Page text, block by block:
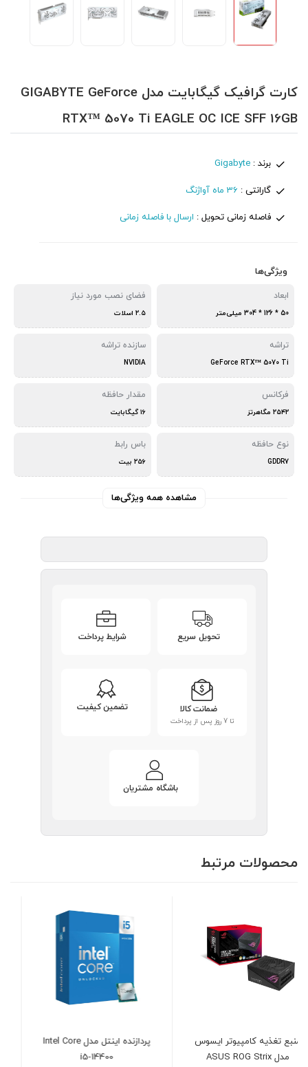
کارت گرافیک گیگابایت مدل GIGABYTE GeForce
RTX™ 5070 Ti EAGLE OC ICE SFF 16GB
برند :Gigabyte
گارانتی : 36 ماه آواژنگ
فاصله زمانی تحویل : ارسال با فاصله زمانی
ویژگی‌ها
ابعاد
50 * 126 * 304 میلی‌متر
فضای نصب مورد نیاز
۲.۵ اسلات
تراشه
GeForce RTX™ 5070 Ti
سازنده تراشه
NVIDIA
فرکانس
۲۵۴۲ مگاهرتز
مقدار حافظه
۱۶ گیگابایت
نوع حافظه
GDDR7
باس رابط
۲۵۶ بیت
مشاهده همه ویژگی‌ها
تحویل سریع شرایط پرداخت
ضمانت کالا
تا 7 روز پس از پرداخت
تضمین کیفیت
باشگاه مشتریان
محصولات مرتبط
i5-14400
پاور 1050 وات کولر مستر
مدل COOLER MASTER GX